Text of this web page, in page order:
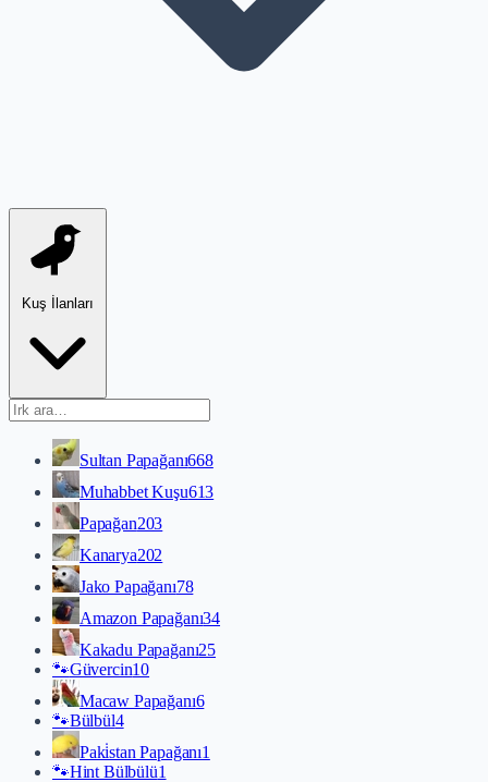
Kuş İlanları
Sultan Papağanı668
Muhabbet Kuşu613
Papağan203
Kanarya202
Jako Papağanı78
Amazon Papağanı34
Kakadu Papağanı25
🐾Güvercin10
Macaw Papağanı6
🐾Bülbül4
Paki̇stan Papağanı1
🐾Hint Bülbülü1